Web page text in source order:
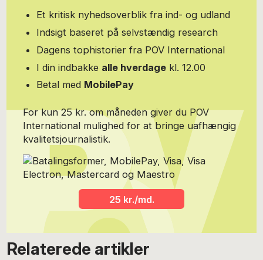
Et kritisk nyhedsoverblik fra ind- og udland
Indsigt baseret på selvstændig research
Dagens tophistorier fra POV International
I din indbakke alle hverdage kl. 12.00
Betal med MobilePay
For kun 25 kr. om måneden giver du POV
International mulighed for at bringe uafhængig
kvalitetsjournalistik.
25 kr./md.
Relaterede artikler